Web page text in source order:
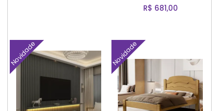
R$ 681,00
Novidade Novidade